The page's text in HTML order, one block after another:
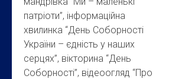
патріоти”, інформаційна
хвилинка “День Соборності
України – єдність у наших
серцях”, вікторина “День
Соборності”, відеоогляд “Про